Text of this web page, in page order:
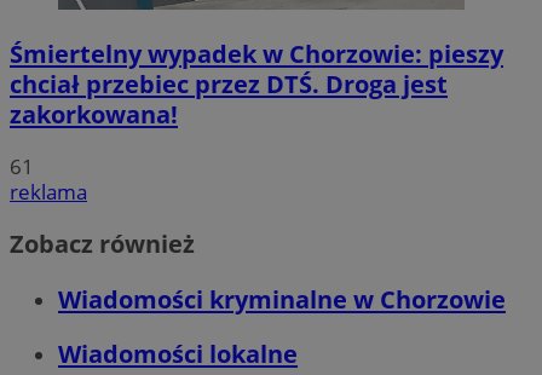
Śmiertelny wypadek w Chorzowie: pieszy
chciał przebiec przez DTŚ. Droga jest
zakorkowana!
61
reklama
Zobacz również
Wiadomości kryminalne w Chorzowie
Wiadomości lokalne